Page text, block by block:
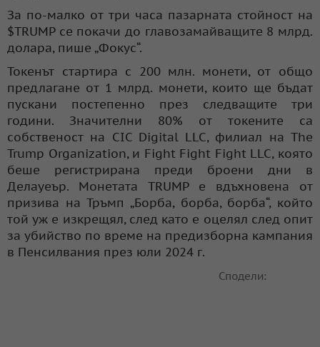
За по-малко от три часа пазарната стойност на
$TRUMP се покачи до главозамайващите 8 млрд.
долара, пише „Фокус“.
Токенът стартира с 200 млн. монети, от общо
предлагане от 1 млрд. монети, които ще бъдат
пускани постепенно през следващите три
години. Значителни 80% от токените са
собственост на CIC Digital LLC, филиал на The
Trump Organization, и Fight Fight Fight LLC, която
беше регистрирана преди броени дни в
Делауеър. Монетата TRUMP е вдъхновена от
призива на Тръмп „Борба, борба, борба“, който
той уж е изкрещял, след като е оцелял след опит
за убийство по време на предизборна кампания
в Пенсилвания през юли 2024 г.
Сподели: